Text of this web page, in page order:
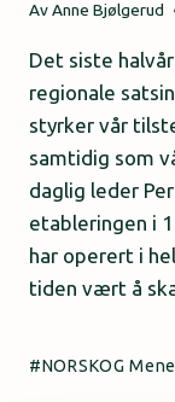
AvAnne Bjølgerud
Det siste
regionale
styrker vår
samtidig som
daglig leder
etableringen i
har operert i
tiden vært å
NORSKOG